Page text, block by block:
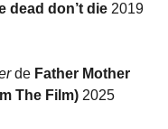
dead don’t die 2019
de Father Mother
The Film) 2025